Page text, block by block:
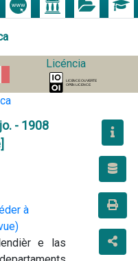
Licéncia
- 1908
à
e las